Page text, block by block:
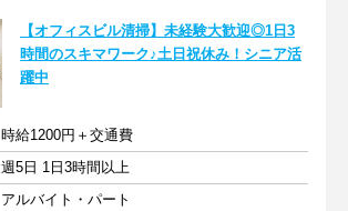
【オフィスビル清掃】未経験大歓迎◎1日3
時間のスキマワーク♪土日祝休み！シニア活
躍中
時給1200円＋交通費
週5日 1日3時間以上
アルバイト・パート